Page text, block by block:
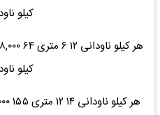
کیلو
کیلو